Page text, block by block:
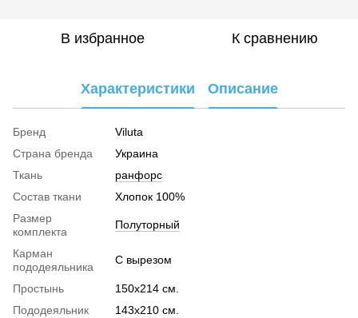
В избранное К сравнению
Характеристики Описание
Бренд
Viluta
Страна бренда
Украина
Ткань
ранфорс
Cостав ткани
Хлопок 100%
Размер
комплекта
Полуторный
Карман
пододеяльника
С вырезом
Простынь
150х214 см.
Пододеяльник
143х210 см.